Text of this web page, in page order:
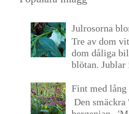
Julrosorna
Tre av dom
dom dåliga
blötan. Jublar
Fint med lång
Den